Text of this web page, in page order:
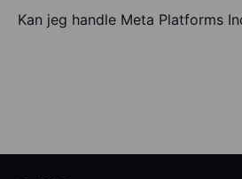
Kan jeg handle Meta Platforms